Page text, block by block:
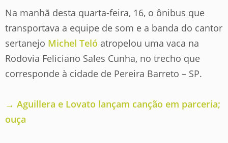
Na manhã desta quarta-feira, 16, o ônibus que
transportava a equipe de som e a banda do cantor
sertanejo Michel Teló atropelou uma vaca na
Rodovia Feliciano Sales Cunha, no trecho que
corresponde à cidade de Pereira Barreto – SP.
→ Aguillera e Lovato lançam canção em parceria;
ouça